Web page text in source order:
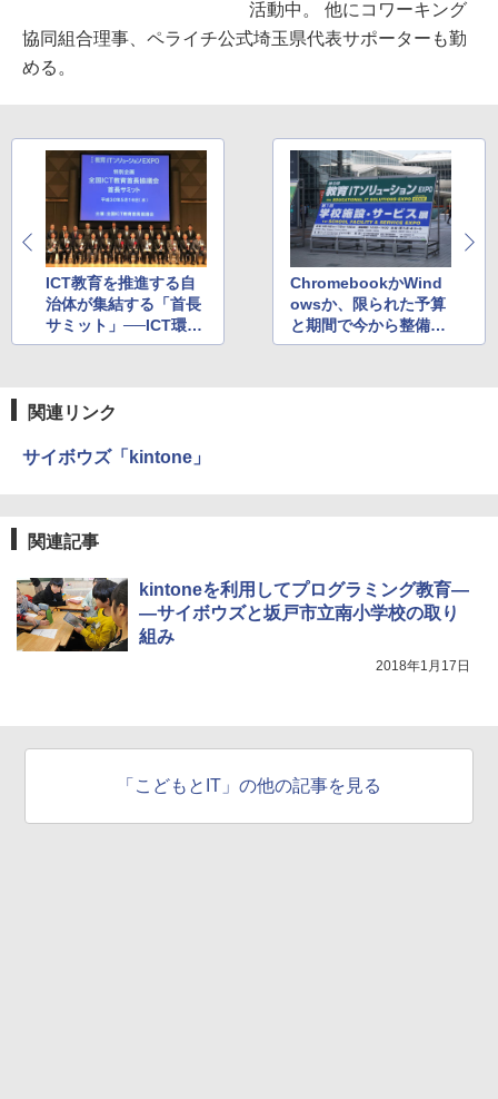
活動中。 他にコワーキング
協同組合理事、ペライチ公式埼玉県代表サポーターも勤
める。
ICT教育を推進する自
治体が集結する「首長
サミット」──ICT環境
整備は自治体の喫緊の
ChromebookかWind
owsか、限られた予算
と期間で今から整備す
る教育用コンピュータ
関連リンク
サイボウズ「kintone」
関連記事
kintoneを利用してプログラミング教育―
―サイボウズと坂戸市立南小学校の取り
組み
2018年1月17日
「こどもとIT」の他の記事を見る